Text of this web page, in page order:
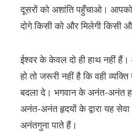
दूसरों को अशांति पहुँचाओ।
दोगे किसी को और मिलेगी किसी
ईश्वर के केवल दो ही हाथ नहीं
हो तो जरूरी नहीं है कि वही व्यक्ति
बदला दे। भगवान के अनंत-अनंत
अनंत-अनंत हृदयों के द्वारा यह
अनंतगुना पाते हैं।